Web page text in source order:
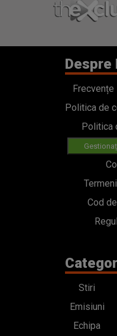
Despre
Frecvențe
Politica de
Politica
Cod
Stiri
Emisiuni
Echipa